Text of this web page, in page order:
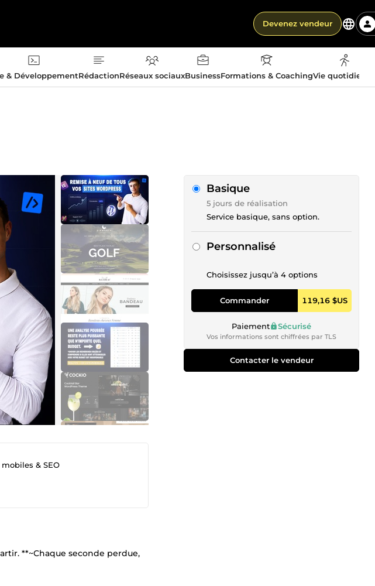
Devenez vendeur
& DéveloppementRédactionRéseaux sociauxBusinessFormations & CoachingVie
& SEO
**~Chaque seconde perdue,
Basique
5 jours de réalisation
Service basique, sans option.
Personnalisé
Choisissez jusqu’à 4 options
Commander 119,16 $US
Paiement Sécurisé
Vos informations sont chiffrées par TLS
Contacter le vendeur